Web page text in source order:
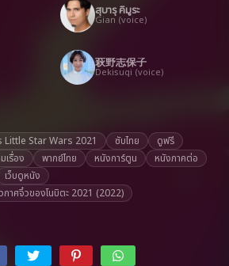
สุบารุ คิมูระ
Gian (voice)
萩野志保子
Dekisugi (voice)
Star Wars 2021 ซับไทย
ดูฟรี
เรื่อง พากย์ไทย หนังการ์ตูน
หนังภาคต่อ
เว็บดูหนัง
กาศจิ๋วของโนบิตะ 2021 (2022)